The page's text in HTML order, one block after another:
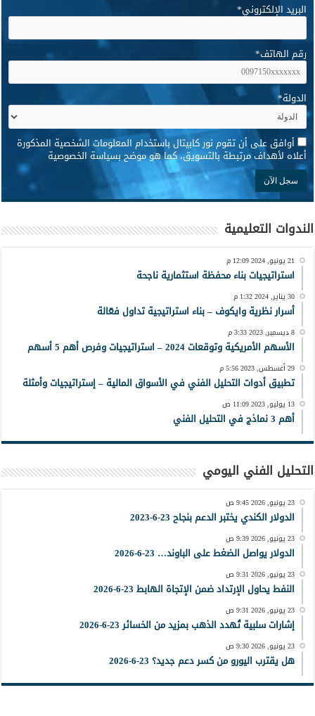
البريد الإلكتروني*
رقم الهاتف*
الدولة*
* أوافق على أن تقوم نور كابيتال باستخدام المعلومات الشخصية المذكورة
أعلاه لأهداف مرتبطة بالتسويق، كما هو موضح بسياسة الخصوصية
الندوات التعليمية
21 يونيو, 2024 12:09 م
استراتيجيات بناء محفظة استثمارية ناجحة
30 يناير, 2024 1:32 م
أسرار نظرية وايكوف – بناء استراتيجية تداول فعّالة
8 ديسمبر, 2023 3:33 م
الأسهم الأمريكية وتوقعات 2024 – استراتيجيات وفرص أهم 5 أسهم
29 أغسطس, 2023 5:56 م
تطبيق أدوات التحليل الفني في الأسواق المالية – إستراتيجيات وأمثلة
13 يوليو, 2023 11:09 ص
أهم 3 نماذج في التحليل الفني
التحليل الفني اليومي
23 يونيو, 2026 9:45 ص
الدولار الكندي يختبر الدعم بنجاح 23-6-2023
23 يونيو, 2026 9:39 ص
الدولار يواصل الضغط على الباوند… 23-6-2026
23 يونيو, 2026 9:31 ص
النفط يحاول الإرتداد ضمن الإتجاة الهابط 23-6-2026
23 يونيو, 2026 9:31 ص
إشارات سلبية تُهدد الذهب بمزيد من الخسائر 23-6-2026
23 يونيو, 2026 9:30 ص
هل يقترب اليورو من كسر دعم جديد؟ 23-6-2026